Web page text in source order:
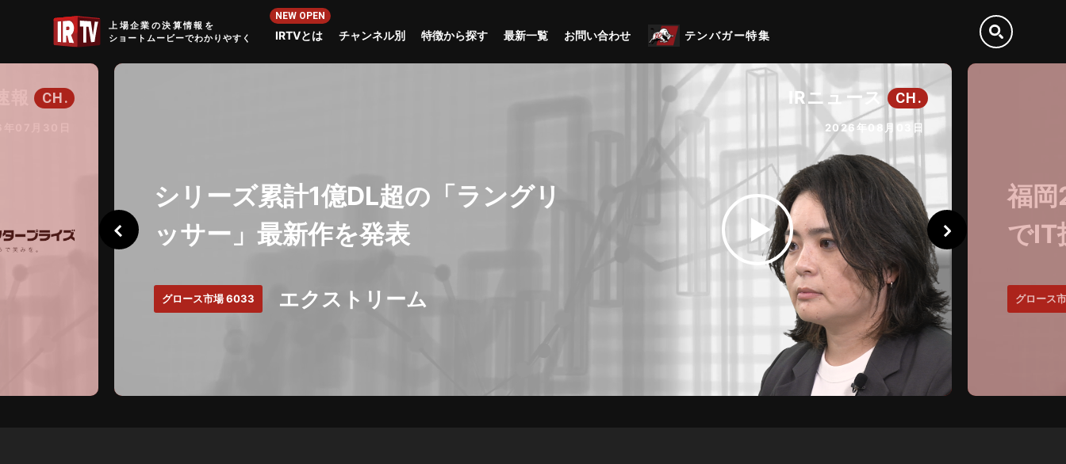
CH. IRニュース CH.
2026年08月03日
福岡2社がグループイン！九州進出
でIT技術者の採用を強化
グロース市場 6033 エクストリーム
代表
す
プライム
IRTV
上場企業の決算情報を
ショートムービーでわかりやすく
IRTVとは チャンネル別 特徴から探す 最新一覧 お問い合わせ テンバガー特集